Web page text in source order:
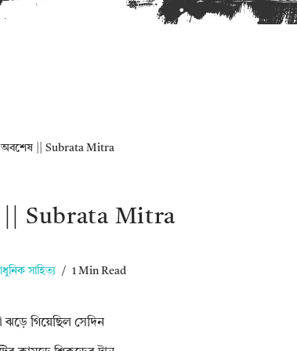
|| Subrata Mitra
Subrata Mitra
সাহিত্য 1 Min Read
গিয়েছিল সেদিন